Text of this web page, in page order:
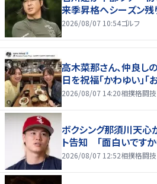
来季昇格へシーズン
2026/08/07 10:54ゴルフ
高木菜那さん、仲良し
日を祝福「かわゆい」
2026/08/07 14:20相撲格闘技
ボクシング那須川天心
ト告知 「面白いですか
2026/08/07 12:52相撲格闘技